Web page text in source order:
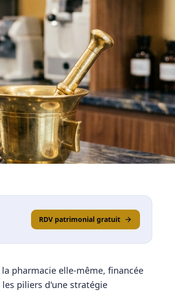
RDV patrimonial gratuit
pharmacie elle-même, financée
piliers d'une stratégie